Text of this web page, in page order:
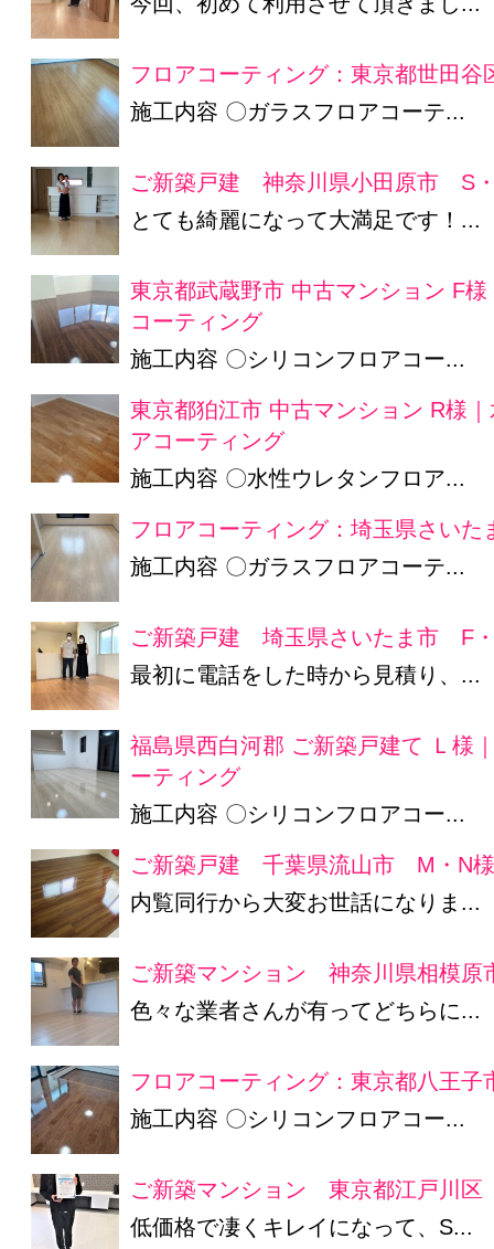
フロアコーティング：東京都世田谷
施工内容 〇ガラスフロアコーテ...
ご新築戸建 神奈川県小田原市 S
とても綺麗になって大満足です！...
東京都武蔵野市 中古マンション F
コーティング
施工内容 〇シリコンフロアコー...
東京都狛江市 中古マンション R様
アコーティング
施工内容 〇水性ウレタンフロア...
フロアコーティング：埼玉県さいた
施工内容 〇ガラスフロアコーテ...
ご新築戸建 埼玉県さいたま市 F
最初に電話をした時から見積り、...
福島県西白河郡 ご新築戸建て Ｌ様
ーティング
施工内容 〇シリコンフロアコー...
ご新築戸建 千葉県流山市 M・N
内覧同行から大変お世話になりま...
ご新築マンション 神奈川県相模
色々な業者さんが有ってどちらに...
フロアコーティング：東京都八王子
施工内容 〇シリコンフロアコー...
ご新築マンション 東京都江戸川
低価格で凄くキレイになって、S...